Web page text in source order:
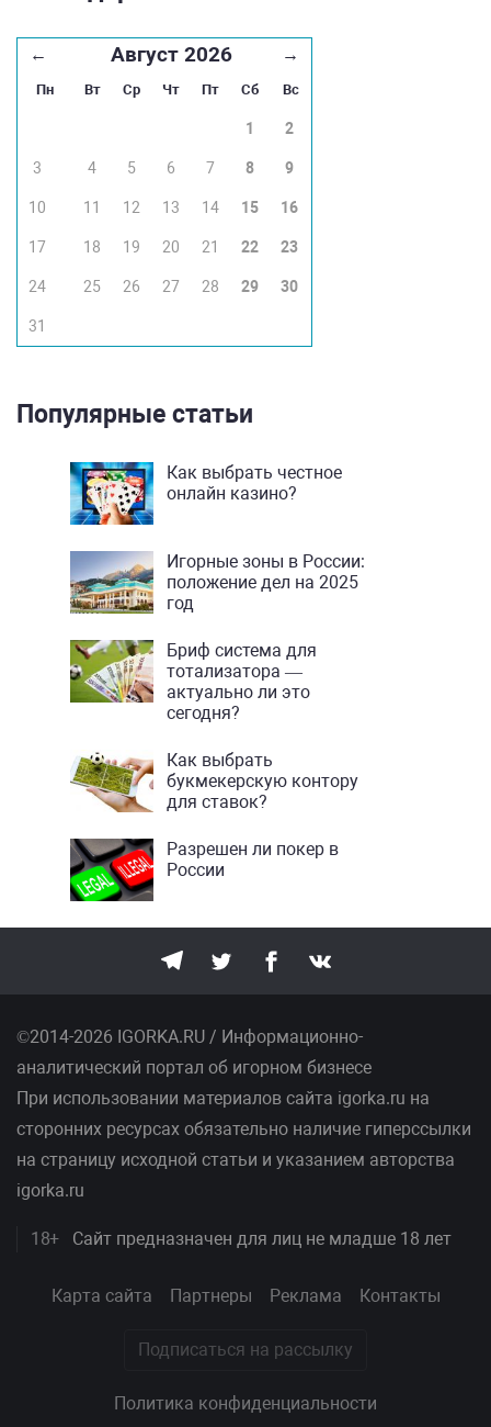
← Август 2026 →
Пн Вт Ср Чт Пт Сб Вс
1 2
3 4 5 6 7 8 9
10 11 12 13 14 15 16
17 18 19 20 21 22 23
24 25 26 27 28 29 30
31
Популярные статьи
Как выбрать честное
онлайн казино?
Игорные зоны в России:
положение дел на 2025
год
Бриф система для
тотализатора —
актуально ли это
сегодня?
Как выбрать
букмекерскую контору
для ставок?
Разрешен ли покер в
России
©2014-2026 IGORKA.RU / Информационно-
аналитический портал об игорном бизнесе
При использовании материалов сайта igorka.ru на
сторонних ресурсах обязательно наличие гиперссылки
на страницу исходной статьи и указанием авторства
igorka.ru
18+ Сайт предназначен для лиц не младше 18 лет
Карта сайта Партнеры Реклама Контакты
Подписаться на рассылку
Политика конфиденциальности